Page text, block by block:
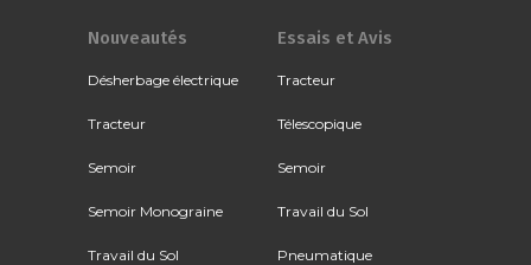
Nouveautés
Désherbage électrique
Tracteur
Semoir
Semoir Monograine
Travail du Sol
Essais et Avis
Tracteur
Télescopique
Semoir
Travail du Sol
Pneumatique